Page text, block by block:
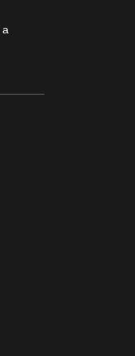
a